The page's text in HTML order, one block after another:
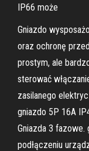
IP66 może
Gniazdo
oraz ochronę
prostym, ale
sterować
zasilanego
gniazdo 5P 16A
Gniazda 3 fazowe.
podłączeniu